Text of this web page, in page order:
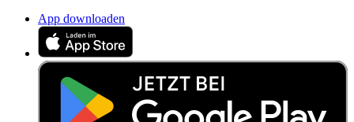
App downloaden